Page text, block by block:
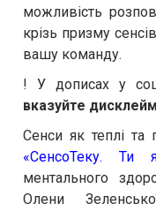
можливість
крізь призму
вашу команду.
! У дописах у
вказуйте
Сенси як теплі та
«СенсоТеку. Ти
ментального
Олени